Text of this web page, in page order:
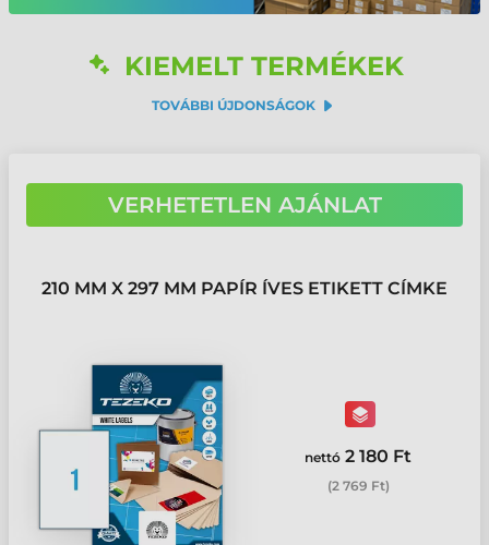
KIEMELT TERMÉKEK
TOVÁBBI ÚJDONSÁGOK arrow_down_sm
VERHETETLEN AJÁNLAT
210 MM X 297 MM PAPÍR ÍVES ETIKETT CÍMKE
nettó 2 180 Ft
(2 769 Ft)